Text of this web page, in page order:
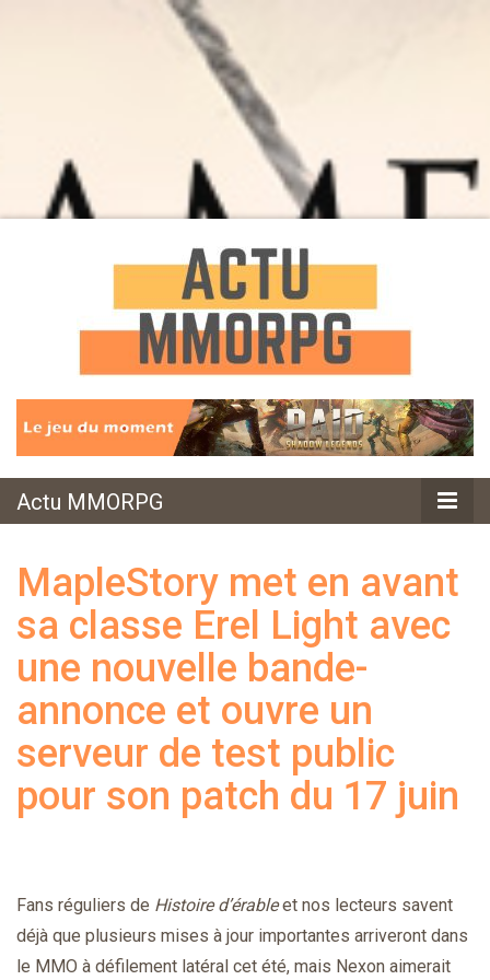
Actu
MMORPG
Actu MMORPG
MapleStory met en avant
sa classe Erel Light avec
une nouvelle bande-
annonce et ouvre un
serveur de test public
pour son patch du 17 juin
Fans réguliers de Histoire d’érableet nos lecteurs savent
déjà que plusieurs mises à jour importantes arriveront dans
le MMO à défilement latéral cet été, mais Nexon aimerait